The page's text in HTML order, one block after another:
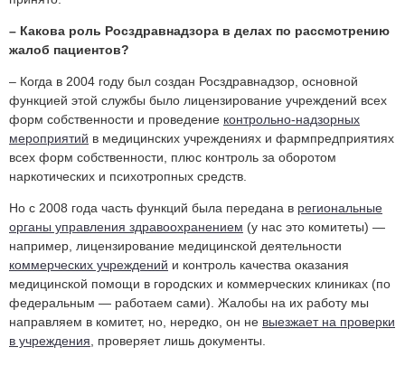
– Какова роль Росздравнадзора в делах по рассмотрению
жалоб пациентов?
– Когда в 2004 году был создан Росздравнадзор, основной
функцией этой службы было лицензирование учреждений всех
форм собственности и проведение контрольно-надзорных
мероприятий в медицинских учреждениях и фармпредприятиях
всех форм собственности, плюс контроль за оборотом
наркотических и психотропных средств.
Но с 2008 года часть функций была передана в региональные
органы управления здравоохранением (у нас это комитеты) —
например, лицензирование медицинской деятельности
коммерческих учреждений и контроль качества оказания
медицинской помощи в городских и коммерческих клиниках (по
федеральным — работаем сами). Жалобы на их работу мы
направляем в комитет, но, нередко, он не выезжает на проверки
в учреждения , проверяет лишь документы.